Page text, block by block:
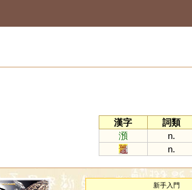
漢字
詞類
澦
n.
鼉
n.
新手入門